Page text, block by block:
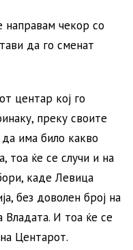
направам чекор со
да го сменат
центар кој го
преку своите
има било какво
тоа ќе се случи и на
каде Левица
без доволен број на
Владата. И тоа ќе се
Центарот.